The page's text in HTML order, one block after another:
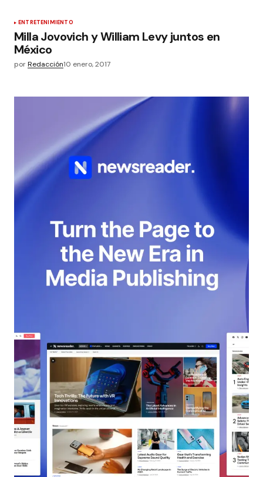
ENTRETENIMIENTO
Milla Jovovich y William Levy juntos en
México
porRedacción10 enero, 2017